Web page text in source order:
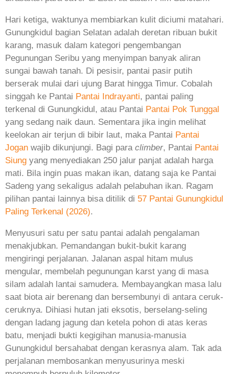
Hari ketiga, waktunya membiarkan kulit diciumi matahari.
Gunungkidul bagian Selatan adalah deretan ribuan bukit
karang, masuk dalam kategori pengembangan
Pegunungan Seribu yang menyimpan banyak aliran
sungai bawah tanah. Di pesisir, pantai pasir putih
berserak mulai dari ujung Barat hingga Timur. Cobalah
singgah ke Pantai Pantai Indrayanti, pantai paling
terkenal di Gunungkidul, atau Pantai Pantai Pok Tunggal
yang sedang naik daun. Sementara jika ingin melihat
keelokan air terjun di bibir laut, maka Pantai Pantai
Jogan wajib dikunjungi. Bagi para climber, Pantai Pantai
Siung yang menyediakan 250 jalur panjat adalah harga
mati. Bila ingin puas makan ikan, datang saja ke Pantai
Sadeng yang sekaligus adalah pelabuhan ikan. Ragam
pilihan pantai lainnya bisa ditilik di 57 Pantai Gunungkidul
Paling Terkenal (2026).
Menyusuri satu per satu pantai adalah pengalaman
menakjubkan. Pemandangan bukit-bukit karang
mengiringi perjalanan. Jalanan aspal hitam mulus
mengular, membelah pegunungan karst yang di masa
silam adalah lantai samudera. Membayangkan masa lalu
saat biota air berenang dan bersembunyi di antara ceruk-
ceruknya. Dihiasi hutan jati eksotis, berselang-seling
dengan ladang jagung dan ketela pohon di atas keras
batu, menjadi bukti kegigihan manusia-manusia
Gunungkidul bersahabat dengan kerasnya alam. Tak ada
perjalanan membosankan menyusurinya meski